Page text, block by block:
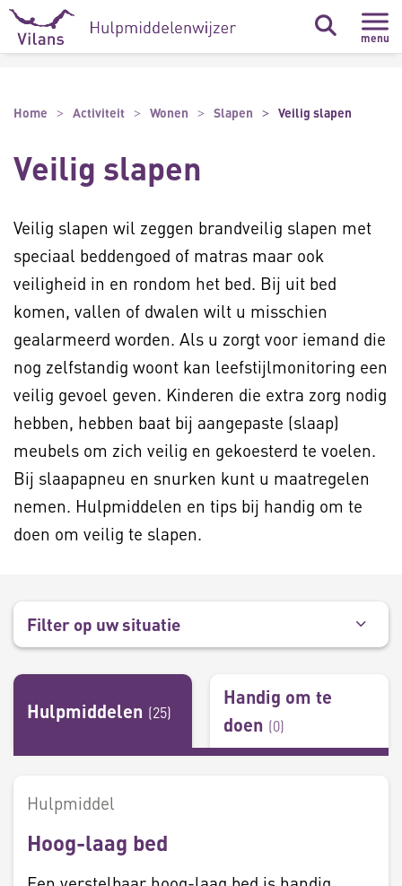
Naar hoofdinhoud
Naar footer
menu
Home Activiteit Wonen Slapen Veilig slapen
Veilig slapen
Veilig slapen wil zeggen brandveilig slapen met
speciaal beddengoed of matras maar ook
veiligheid in en rondom het bed. Bij uit bed
komen, vallen of dwalen wilt u misschien
gealarmeerd worden. Als u zorgt voor iemand die
nog zelfstandig woont kan leefstijlmonitoring een
veilig gevoel geven. Kinderen die extra zorg nodig
hebben, hebben baat bij aangepaste (slaap)
meubels om zich veilig en gekoesterd te voelen.
Bij slaapapneu en snurken kunt u maatregelen
nemen. Hulpmiddelen en tips bij handig om te
doen om veilig te slapen.
Filter op uw situatie
Hulpmiddelen (25)
Handig om te
doen (0)
Hulpmiddel
Hoog-laag bed